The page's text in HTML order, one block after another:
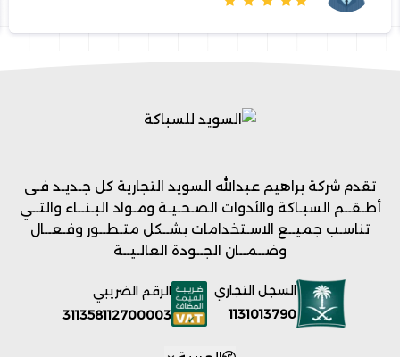
تقدم شركة براهيم عبدالله السويد التجارية كل جـديـد فـى
أطـقــم السبـاكة والأدوات الصـحـيـة ومـواد البـنــاء والتــي
تناسـب جميــع الاسـتخدامات بشــكل متـطــور وفـعــال
وضــمــان الجــودة العالـيــة
السجل التجاري
1131013790
الرقم الضريبي
311358112700003